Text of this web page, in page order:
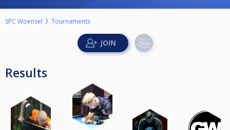
SPC Woensel Tournaments
Results